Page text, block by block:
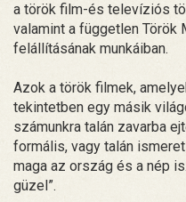
a török film-és televíziós
valamint a független
felállításának munkáiban.
Azok a török filmek,
tekintetben egy másik
számunkra talán zavarba
formális, vagy talán
maga az ország és a nép
güzel”.